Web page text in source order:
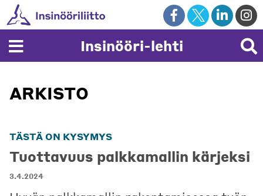
Skip
to
content
Insinööri-lehti
ARKISTO
TÄSTÄ ON KYSYMYS
Tuottavuus palkkamallin kärjeksi
3.4.2024